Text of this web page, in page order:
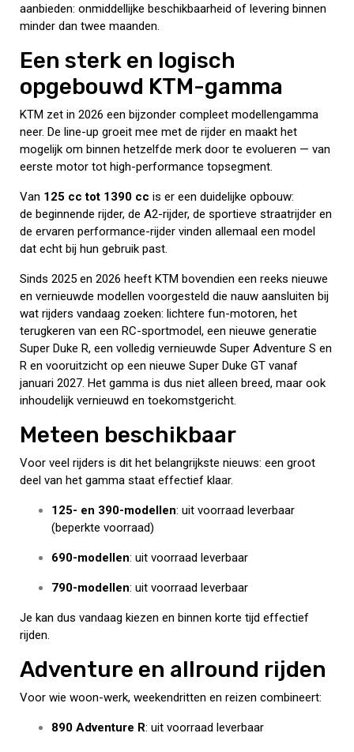
aanbieden: onmiddellijke beschikbaarheid of levering binnen
minder dan twee maanden.
Een sterk en logisch
opgebouwd KTM-gamma
KTM zet in 2026 een bijzonder compleet modellengamma
neer. De line-up groeit mee met de rijder en maakt het
mogelijk om binnen hetzelfde merk door te evolueren — van
eerste motor tot high-performance topsegment.
Van 125 cc tot 1390 cc is er een duidelijke opbouw:
de beginnende rijder, de A2-rijder, de sportieve straatrijder en
de ervaren performance-rijder vinden allemaal een model
dat echt bij hun gebruik past.
Sinds 2025 en 2026 heeft KTM bovendien een reeks nieuwe
en vernieuwde modellen voorgesteld die nauw aansluiten bij
wat rijders vandaag zoeken: lichtere fun-motoren, het
terugkeren van een RC-sportmodel, een nieuwe generatie
Super Duke R, een volledig vernieuwde Super Adventure S en
R en vooruitzicht op een nieuwe Super Duke GT vanaf
januari 2027. Het gamma is dus niet alleen breed, maar ook
inhoudelijk vernieuwd en toekomstgericht.
Meteen beschikbaar
Voor veel rijders is dit het belangrijkste nieuws: een groot
deel van het gamma staat effectief klaar.
125- en 390-modellen: uit voorraad leverbaar
(beperkte voorraad)
690-modellen: uit voorraad leverbaar
790-modellen: uit voorraad leverbaar
Je kan dus vandaag kiezen en binnen korte tijd effectief
rijden.
Adventure en allround rijden
Voor wie woon-werk, weekendritten en reizen combineert:
890 Adventure R: uit voorraad leverbaar